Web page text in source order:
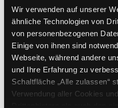
Wir verwenden auf unserer
ähnliche Technologien von
von personenbezogenen
Einige von ihnen sind
Webseite, während andere
und Ihre Erfahrung zu
Schaltfläche „Alle zulassen“
Verwendung aller Cookies
Jahr:2006
durch
Zähne
Verfasser:
Jahr:2005